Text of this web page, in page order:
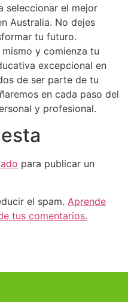
seleccionar el mejor
Australia. No dejes
tu futuro.
mismo y comienza tu
excepcional en
de ser parte de tu
en cada paso del
y profesional.
para publicar un
el spam. Aprende
tus comentarios.